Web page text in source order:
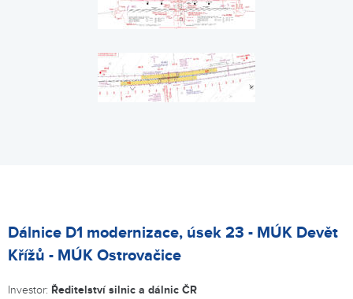
Dálnice D1 modernizace, úsek 23 - MÚK Devět
Křížů - MÚK Ostrovačice
Investor: Ředitelství silnic a dálnic ČR